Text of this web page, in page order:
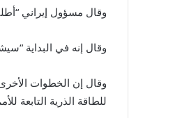
وقال مسؤول إيراني
وقال إنه في البداية
وقال إن الخطوات
للطاقة الذرية التابعة